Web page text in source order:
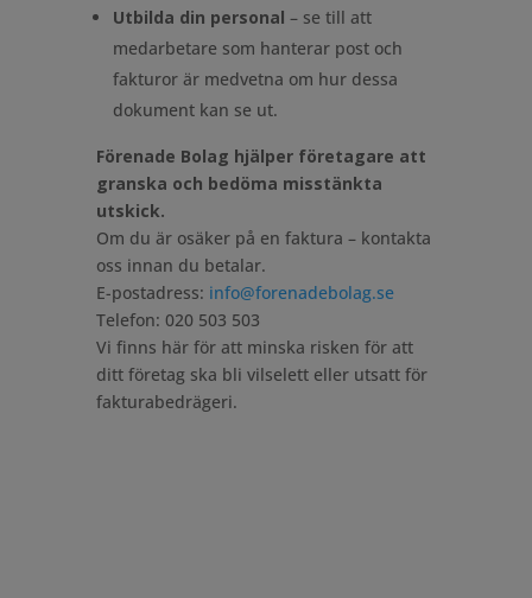
Utbilda din personal – se till att
medarbetare som hanterar post och
fakturor är medvetna om hur dessa
dokument kan se ut.
Förenade Bolag hjälper företagare att
granska och bedöma misstänkta
utskick.
Om du är osäker på en faktura – kontakta
oss innan du betalar.
E-postadress: info@forenadebolag.se
Telefon: 020 503 503
Vi finns här för att minska risken för att
ditt företag ska bli vilselett eller utsatt för
fakturabedrägeri.